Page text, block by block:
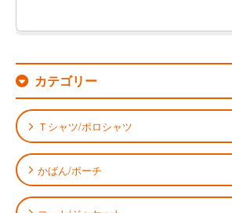
カテゴリー
Ｔシャツ/ポロシャツ
かばん/ポーチ